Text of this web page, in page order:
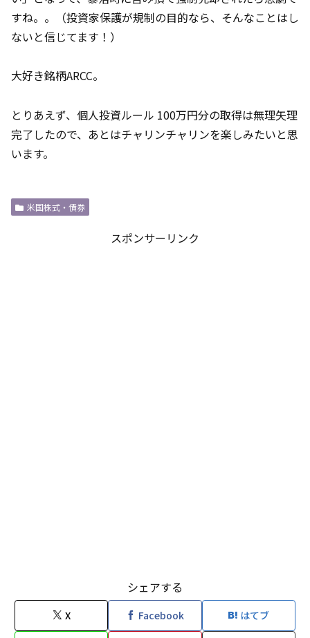
すね。。（投資家保護が規制の目的なら、そんなことはし
ないと信じてます！）
大好き銘柄ARCC。
とりあえず、個人投資ルール 100万円分の取得は無理矢理
完了したので、あとはチャリンチャリンを楽しみたいと思
います。
米国株式・債券
スポンサーリンク
シェアする
X Facebook はてブ